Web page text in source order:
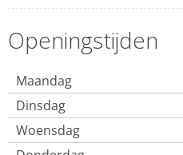
Openingstijden
Maandag
Dinsdag
Woensdag